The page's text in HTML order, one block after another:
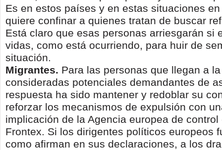
Es en estos países y en estas situaciones
quiere confinar a quienes tratan de buscar
Está claro que esas personas arriesgarán si
vidas, como está ocurriendo, para huir de
situación.
Migrantes. Para las personas que llegan a
consideradas potenciales demandantes de
respuesta ha sido mantener y redoblar su
reforzar los mecanismos de expulsión con
implicación de la Agencia europea de control
Frontex. Si los dirigentes políticos europeos
como afirman en sus declaraciones, a los